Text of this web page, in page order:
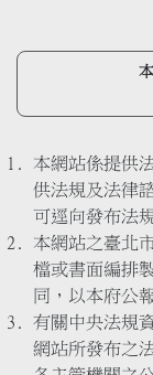
本網站係提供
供法規及法律
可逕向發布法
本網站之臺北
檔或書面編排
同，以本府公
有關中央法規
網站所發布之